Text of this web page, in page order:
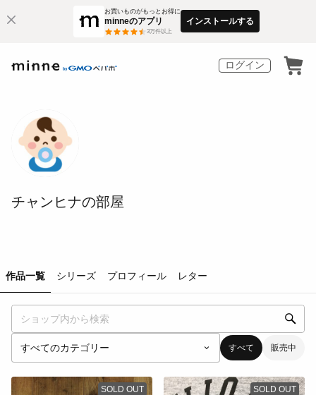
お買いものがもっとお得に
minneのアプリ
3万件以上
インストールする
ログイン
チャンヒナの部屋
作品一覧 シリーズ プロフィール レター
すべて 販売中
SOLD OUT SOLD OUT